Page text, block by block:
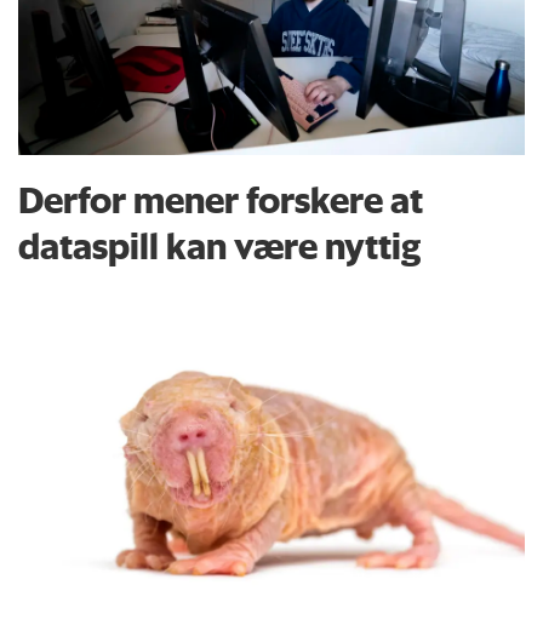
Derfor mener forskere at
dataspill kan være nyttig